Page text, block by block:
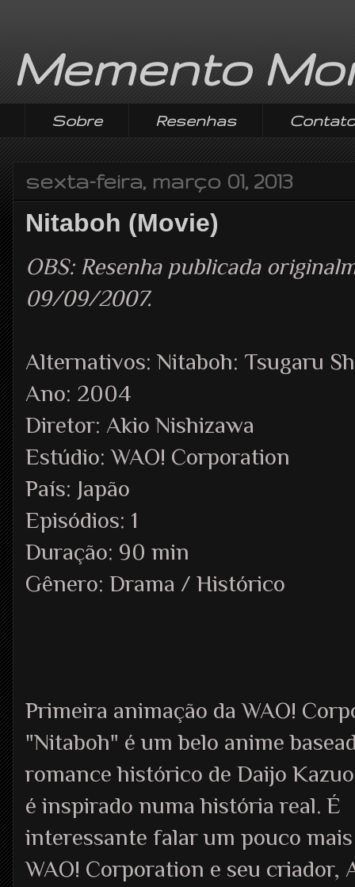
Memento
Sobre Resenhas Contato
sexta-feira, março 01, 2013
Nitaboh (Movie)
OBS: Resenha publicada
09/09/2007.
Alternativos: Nitaboh: Tsugaru
Ano: 2004
Diretor: Akio Nishizawa
Estúdio: WAO! Corporation
País: Japão
Episódios: 1
Duração: 90 min
Gênero: Drama / Histórico
Primeira animação da WAO!
"Nitaboh" é um belo anime
romance histórico de Daijo
é inspirado numa história real. É
interessante falar um pouco
WAO! Corporation e seu criador,